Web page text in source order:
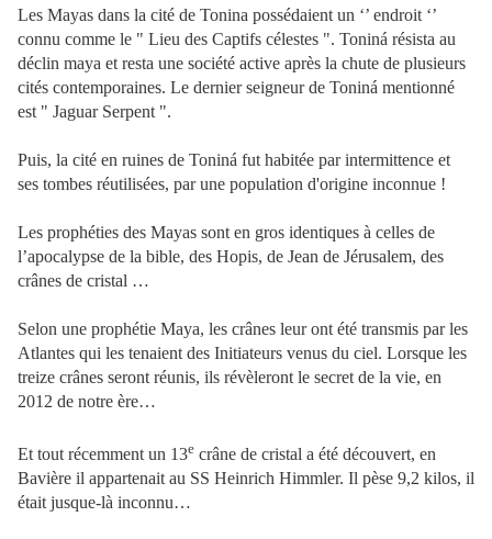
Les Mayas dans la cité de Tonina possédaient un ‘’ endroit ‘’
connu comme le " Lieu des Captifs célestes ". Toniná résista au
déclin maya et resta une société active après la chute de plusieurs
cités contemporaines. Le dernier seigneur de Toniná mentionné
est " Jaguar Serpent ".
Puis, la cité en ruines de Toniná fut habitée par intermittence et
ses tombes réutilisées, par une population d'origine inconnue !
Les prophéties des Mayas sont en gros identiques à celles de
l’apocalypse de la bible, des Hopis, de Jean de Jérusalem, des
crânes de cristal …
Selon une prophétie Maya, les crânes leur ont été transmis par les
Atlantes qui les tenaient des Initiateurs venus du ciel. Lorsque les
treize crânes seront réunis, ils révèleront le secret de la vie, en
2012 de notre ère…
Et tout récemment un 13e crâne de cristal a été découvert, en
Bavière il appartenait au SS Heinrich Himmler. Il pèse 9,2 kilos, il
était jusque-là inconnu…